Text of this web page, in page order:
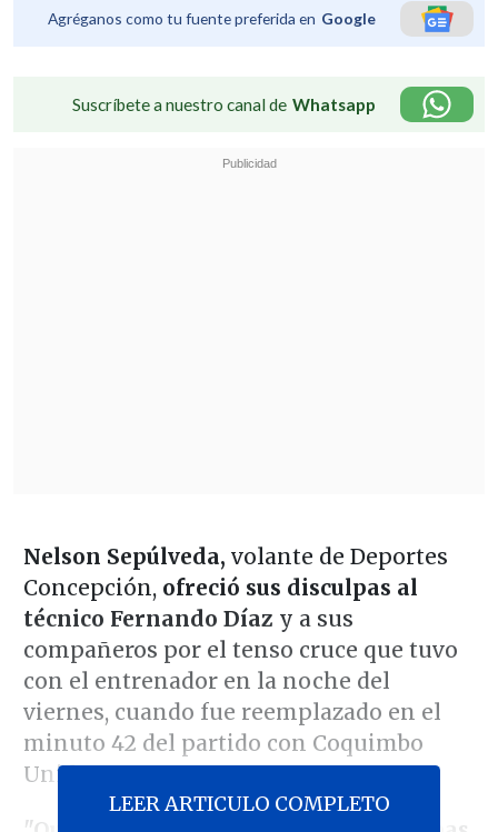
Agréganos como tu fuente preferida en Google
Suscríbete a nuestro canal de Whatsapp
Nelson Sepúlveda, volante de Deportes
Concepción, ofreció sus disculpas al
técnico Fernando Díaz y a sus
compañeros por el tenso cruce que tuvo
con el entrenador en la noche del
viernes, cuando fue reemplazado en el
minuto 42 del partido con Coquimbo
Unido.
LEER ARTICULO COMPLETO